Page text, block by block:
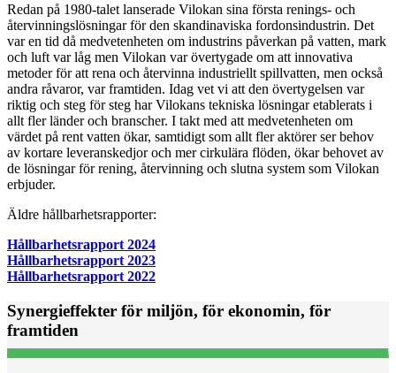
Redan på 1980-talet lanserade Vilokan sina första renings- och
återvinningslösningar för den skandinaviska fordonsindustrin. Det
var en tid då medvetenheten om industrins påverkan på vatten, mark
och luft var låg men Vilokan var övertygade om att innovativa
metoder för att rena och återvinna industriellt spillvatten, men också
andra råvaror, var framtiden. Idag vet vi att den övertygelsen var
riktig och steg för steg har Vilokans tekniska lösningar etablerats i
allt fler länder och branscher. I takt med att medvetenheten om
värdet på rent vatten ökar, samtidigt som allt fler aktörer ser behov
av kortare leveranskedjor och mer cirkulära flöden, ökar behovet av
de lösningar för rening, återvinning och slutna system som Vilokan
erbjuder.
Äldre hållbarhetsrapporter:
Hållbarhetsrapport 2024
Hållbarhetsrapport 2023
Hållbarhetsrapport 2022
Synergieffekter för miljön, för ekonomin, för
framtiden